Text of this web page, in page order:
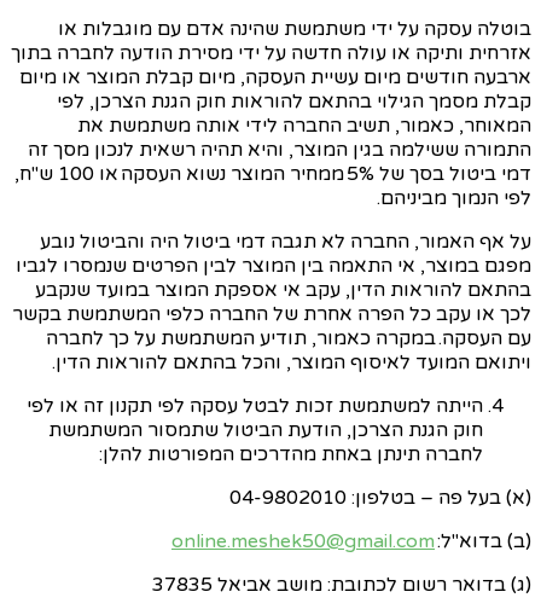
בוטלה עסקה על ידי משתמשת שהינה אדם עם מוגבלות או
אזרחית ותיקה או עולה חדשה על ידי מסירת הודעה לחברה בתוך
ארבעה חודשים מיום עשיית העסקה, מיום קבלת המוצר או מיום
קבלת מסמך הגילוי בהתאם להוראות חוק הגנת הצרכן, לפי
המאוחר, כאמור, תשיב החברה לידי אותה משתמשת את
התמורה ששילמה בגין המוצר, והיא תהיה רשאית לנכון מסך זה
דמי ביטול בסך של 5% ממחיר המוצר נשוא העסקה או 100 ש"ח,
לפי הנמוך מביניהם.
על אף האמור, החברה לא תגבה דמי ביטול היה והביטול נובע
מפגם במוצר, אי התאמה בין המוצר לבין הפרטים שנמסרו לגביו
בהתאם להוראות הדין, עקב אי אספקת המוצר במועד שנקבע
לכך או עקב כל הפרה אחרת של החברה כלפי המשתמשת בקשר
עם העסקה. במקרה כאמור, תודיע המשתמשת על כך לחברה
ויתואם המועד לאיסוף המוצר, והכל בהתאם להוראות הדין.
הייתה למשתמשת זכות לבטל עסקה לפי תקנון זה או לפי
חוק הגנת הצרכן, הודעת הביטול שתמסור המשתמשת
לחברה תינתן באחת מהדרכים המפורטות להלן:
(א) בעל פה – בטלפון: 0 4-9802010
(ב) בדוא"ל:online.meshek50@gmail.com
(ג) בדואר רשום לכתובת: מושב אביאל 37835